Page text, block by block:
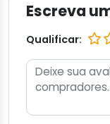
Escreva
Qualificar: